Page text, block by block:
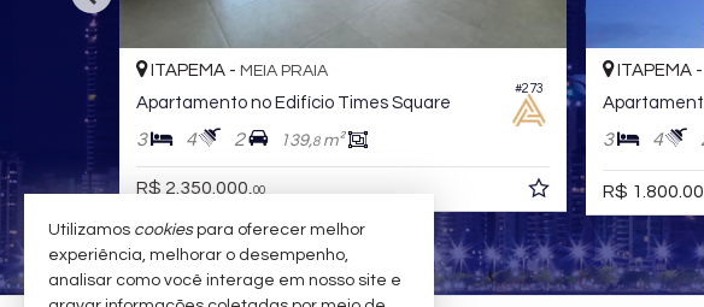
BALNEÁRIO CAMBORIÚ -
Apartamento no Edifício Parigi Residenza
4 4 3
R$ 5.900.000,
Utilizamos cookiespara oferecer melhor
experiência, melhorar o desempenho,
analisar como você interage em nosso site e